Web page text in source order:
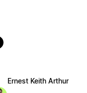
Ernest Keith Arthur